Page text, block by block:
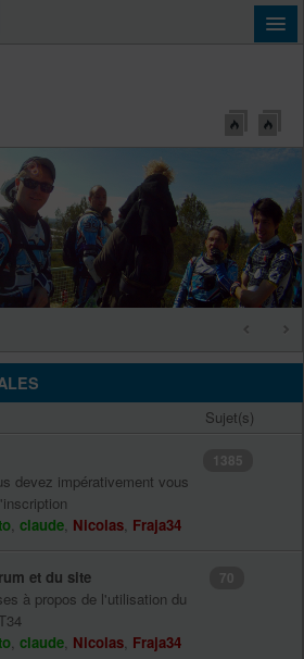
Sujet(s)
devez impérativement vous
, claude, Nicolas, Fraja34
1385
et du site
à propos de l'utilisation du
, claude, Nicolas, Fraja34
70